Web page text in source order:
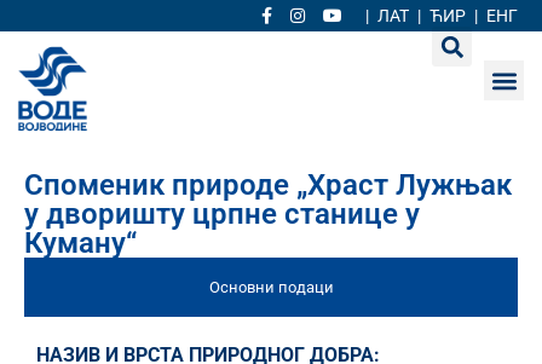
| ЛАТ | ЋИР | ЕНГ
Споменик природе „Храст Лужњак
у дворишту црпне станице у
Куману“
Основни подаци
НАЗИВ И ВРСТА ПРИРОДНОГ ДОБРА: